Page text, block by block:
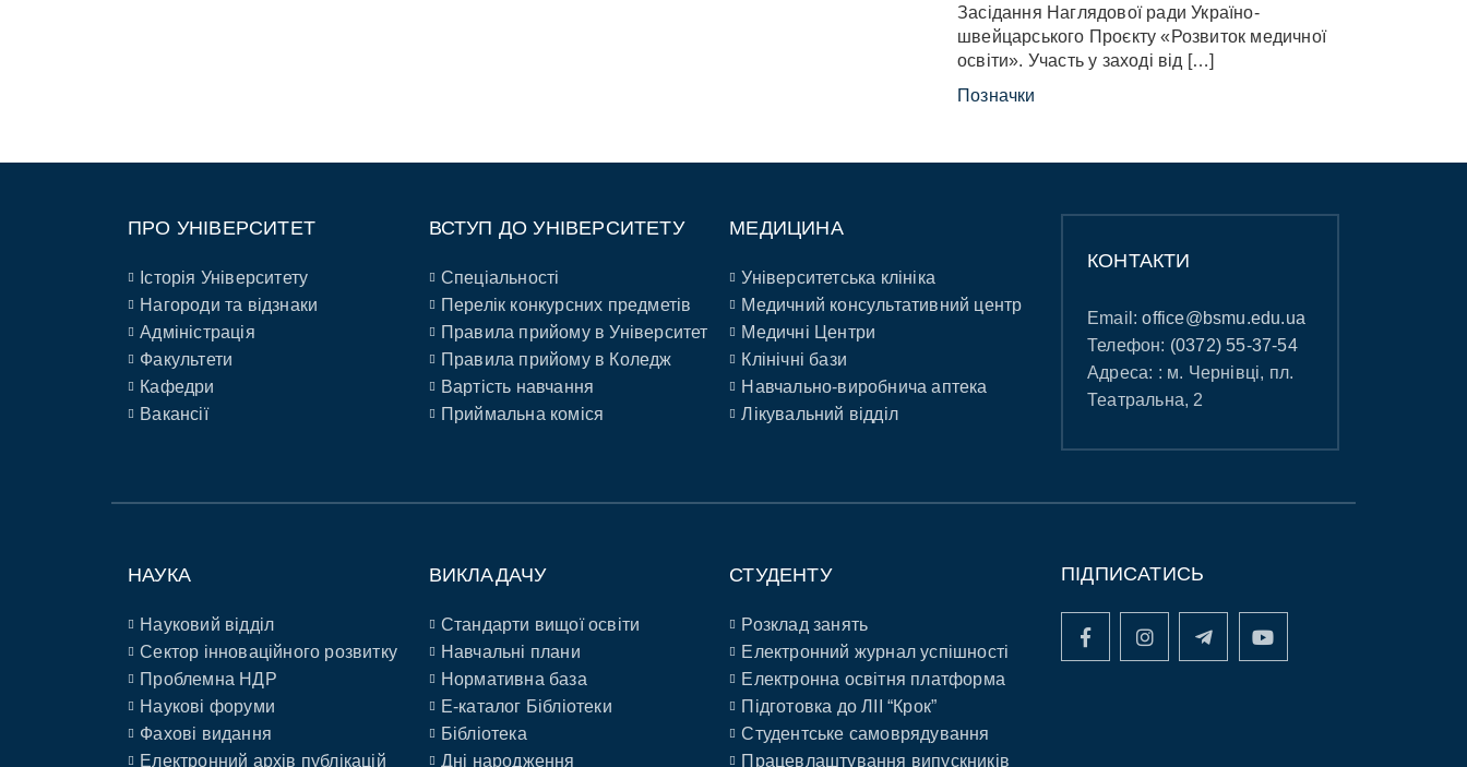
Засідання Наглядової ради Україно-
швейцарського Проєкту «Розвиток медичної
освіти». Участь у заході від […]
Позначки
ПРО УНІВЕРСИТЕТ
Історія Університету
Нагороди та відзнаки
Адміністрація
Факультети
Кафедри
Вакансії
ВСТУП ДО УНІВЕРСИТЕТУ
Спеціальності
Перелік конкурсних предметів
Правила прийому в Університет
Правила прийому в Коледж
Вартість навчання
Приймальна коміся
МЕДИЦИНА
Університетська клініка
Медичний консультативний центр
Медичні Центри
Клінічні бази
Навчально-виробнича аптека
Лікувальний відділ
КОНТАКТИ
Email:office@bsmu.edu.ua
Телефон: (0372) 55-37-54
Адреса: : м. Чернівці, пл.
Театральна, 2
НАУКА
Науковий відділ
Сектор інноваційного розвитку
Проблемна НДР
Наукові форуми
Фахові видання
Електронний архів публікацій
ВИКЛАДАЧУ
Стандарти вищої освіти
Навчальні плани
Нормативна база
E-каталог Бібліотеки
Бібліотека
Дні народження
СТУДЕНТУ
Розклад занять
Електронний журнал успішності
Електронна освітня платформа
Підготовка до ЛІІ “Крок”
Студентське самоврядування
Працевлаштування випускників
ПІДПИСАТИСЬ